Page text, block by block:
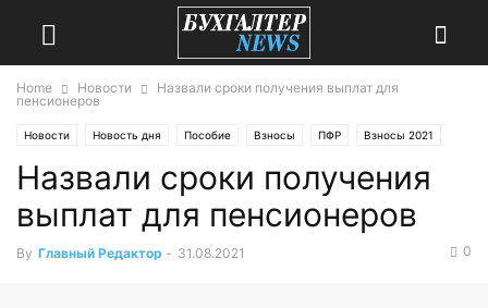
Home Новости
Назвали сроки получения выплат для
пенсионеров
Новости Новость дня Пособие Взносы ПФР Взносы 2021
ПФР 2021
Назвали сроки получения
выплат для пенсионеров
By Главный Редактор - 31.08.2021 0